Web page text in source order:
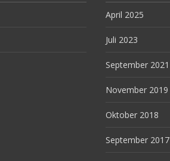
April 2025
Juli 2023
September 2021
November 2019
Oktober 2018
September 2017